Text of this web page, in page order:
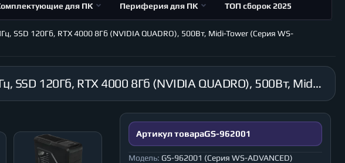
для ПК Периферия для ПК ТОП сборок 2025
SSD 120Гб, RTX 4000 8Гб (NVIDIA QUADRO), 500Вт, Midi-Tower (Серия WS-
Рабочая станция GANSOR-962001 Intel i9-10940X 3.3 ГГц, X299, 16Гб 2666 МГц, SSD 120Гб, RTX 4000 8Гб (NVIDIA QUADRO), 500Вт, Midi-Tower (Серия WS-ADVANCED)
Артикул товараGS-962001
Модель: GS-962001 (Серия WS-ADVANCED)